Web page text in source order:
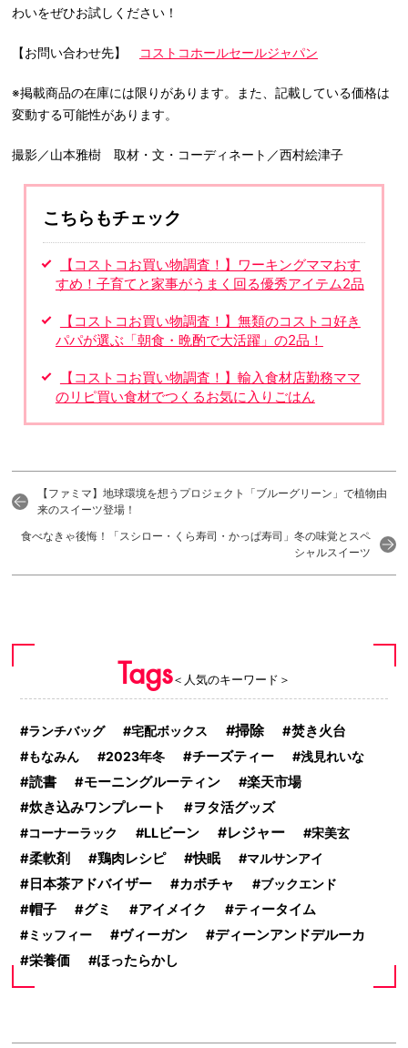
わいをぜひお試しください！
【お問い合わせ先】 コストコホールセールジャパン
※掲載商品の在庫には限りがあります。また、記載している価格は
変動する可能性があります。
撮影／山本雅樹 取材・文・コーディネート／西村絵津子
こちらもチェック
【コストコお買い物調査！】ワーキングママおす
すめ！子育てと家事がうまく回る優秀アイテム2品
【コストコお買い物調査！】無類のコストコ好き
パパが選ぶ「朝食・晩酌で大活躍」の2品！
【コストコお買い物調査！】輸入食材店勤務ママ
のリピ買い食材でつくるお気に入りごはん
【ファミマ】地球環境を想うプロジェクト「ブルーグリーン」で植物由
来のスイーツ登場！
食べなきゃ後悔！「スシロー・くら寿司・かっぱ寿司」冬の味覚とスペ
シャルスイーツ
Tags＜人気のキーワード＞
ランチバッグ 宅配ボックス 掃除 焚き火台
もなみん 2023年冬 チーズティー 浅見れいな
読書 モーニングルーティン
楽天市場
炊き込みワンプレート
ヲタ活グッズ
コーナーラック LLビーン レジャー 宋美玄
柔軟剤 鶏肉レシピ 快眠 マルサンアイ
日本茶アドバイザー カボチャ ブックエンド
帽子 グミ アイメイク ティータイム
ミッフィー ヴィーガン ディーンアンドデルーカ
栄養価 ほったらかし